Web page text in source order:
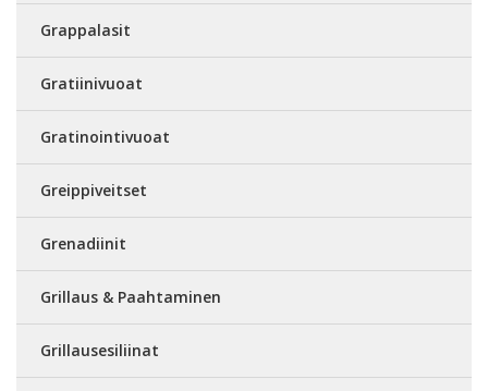
Grappalasit
Gratiinivuoat
Gratinointivuoat
Greippiveitset
Grenadiinit
Grillaus & Paahtaminen
Grillausesiliinat